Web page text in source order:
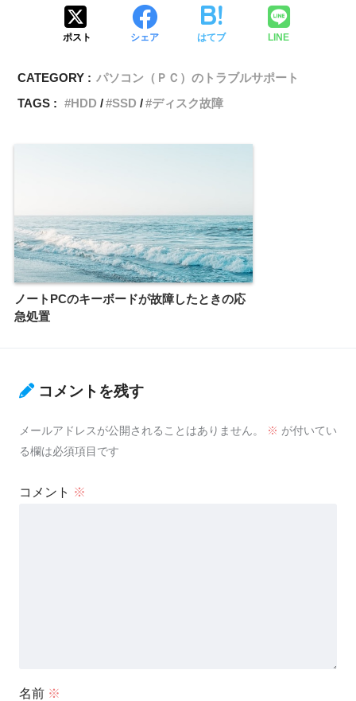
ポスト シェア はてブ LINE
CATEGORY : パソコン（ＰＣ）のトラブルサポート
TAGS :
HDD SSD ディスク故障
ノートPCのキーボードが故障したときの応
急処置
コメントを残す
メールアドレスが公開されることはありません。 ※ が付いてい
る欄は必須項目です
コメント ※
名前 ※